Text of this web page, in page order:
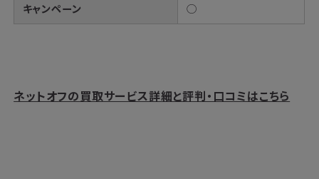
キャンペーン ◯
ネットオフの買取サービス詳細と評判・口コミはこちら